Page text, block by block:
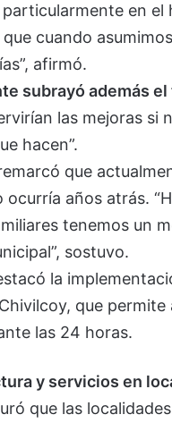
particularmente en el
que cuando
afirmó.
subrayó además
las mejoras
hacen”.
que
ocurría años atrás.
tenemos un
sostuvo.
la
que
las 24 horas.
y servicios en
que las